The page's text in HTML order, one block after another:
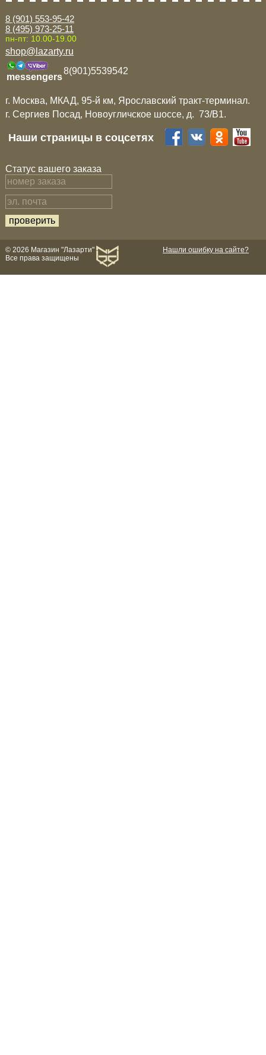
8 (901) 553-95-42
8 (495) 973-25-11
пн-пт: 10.00-19.00
shop@lazarty.ru
messengers
8(901)5539542
г. Москва, МКАД, 95-й км, Ярославский тракт-терминал.
г. Сергиев Посад, Новоугличское шоссе, д. 73/B1.
Наши страницы в соцсетях
Статус вашего заказа
Нашли ошибку на сайте?
© 2026 Магазин "Лазарти"
Все права защищены